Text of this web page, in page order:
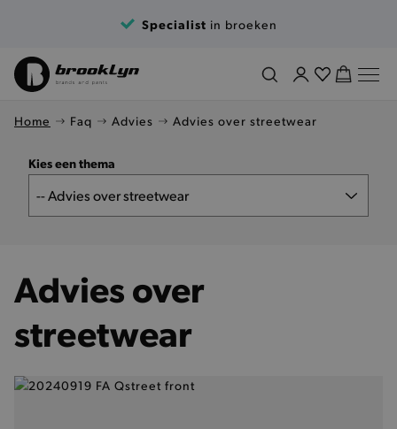
Specialist in broeken
Home Faq Advies Advies over streetwear
Kies een thema
Advies over
streetwear